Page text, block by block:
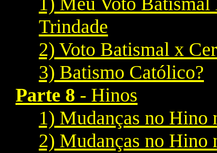
Trindade
2) Voto Batismal x
3) Batismo Católico?
Parte 8 - Hinos
1) Mudanças no Hino
2) Mudanças no Hino